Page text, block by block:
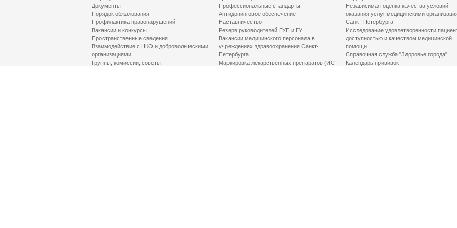
Документы
Порядок обжалования
Профилактика правонарушений
Вакансии и конкурсы
Пространственные сведения
Взаимодействие с НКО и добровольческими
организациями
Группы, комиссии, советы
Профессиональные стандарты
Антидопинговое обеспечение
Наставничество
Резерв руководителей ГУП и ГУ
Вакансии медицинского персонала в
учреждениях здравоохранения Санкт-
Петербурга
Маркировка лекарственных препаратов (ИС –
Независимая оценка качества условий
оказания услуг медицинскими
Санкт-Петербурга
Исследование удовлетворенности
доступностью и качеством медицинской
помощи
Справочная служба "Здоровье города"
Календарь прививок